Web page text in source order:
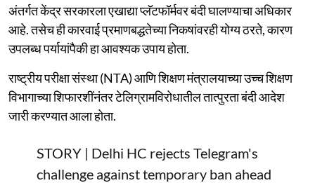
अंतर्गत केंद्र सरकारला एखाद्या प्लॅटफॉर्मवर बंदी घालण्याचा अधिकार
आहे. तसेच ही कारवाई प्रमाणबद्धतेच्या निकषांवरही योग्य ठरते, कारण
उपलब्ध पर्यायांपैकी हा आवश्यक उपाय होता.
राष्ट्रीय परीक्षा संस्था (NTA) आणि शिक्षण मंत्रालयाच्या उच्च शिक्षण
विभागाच्या शिफारशींनंतर टेलिग्रामविरोधातील तात्पुरता बंदी आदेश
जारी करण्यात आला होता.
STORY | Delhi HC rejects Telegram's
challenge against temporary ban ahead